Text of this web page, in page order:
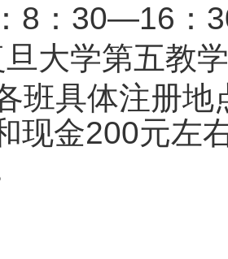
8 ： 30—16 ：
旦大学第五教
体注册地点
现金200元左